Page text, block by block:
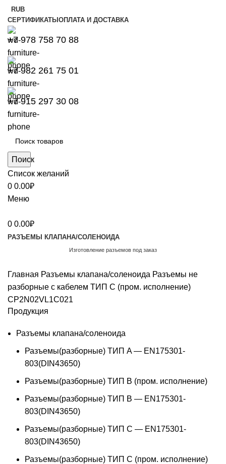
RUB
СЕРТИФИКАТЫОПЛАТА И ДОСТАВКА
+7 978 758 70 88
+7 982 261 75 01
+7 915 297 30 08
Поиск
Список желаний
0 0.00₽
Меню
0 0.00₽
РАЗЪЕМЫ КЛАПАНА/СОЛЕНОИДА
Изготовление разъемов под заказ
Главная Разъемы клапана/соленоида Разъемы не
разборные с кабелем ТИП C (пром. исполнение)
CP2N02VL1C021
Продукция
Разъемы клапана/соленоида
Разъемы(разборные) ТИП A — EN175301-
803(DIN43650)
Разъемы(разборные) ТИП В (пром. исполнение)
Разъемы(разборные) ТИП B — EN175301-
803(DIN43650)
Разъемы(разборные) ТИП C — EN175301-
803(DIN43650)
Разъемы(разборные) ТИП С (пром. исполнение)